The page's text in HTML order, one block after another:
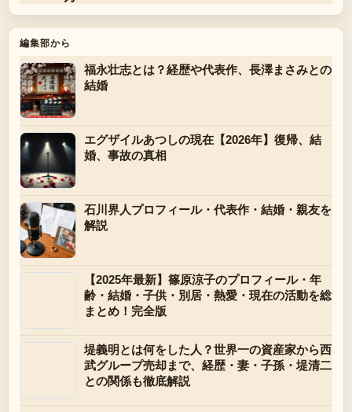
編集部から
福永壮志とは？経歴や代表作、長澤まさみとの
結婚
エグザイルあつしの現在【2026年】復帰、結
婚、事故の真相
石川界人プロフィール・代表作・結婚・親友を
解説
【2025年最新】篠原涼子のプロフィール・年
齢・結婚・子供・別居・熱愛・現在の活動を総
まとめ！完全版
堤義明とは何をした人？世界一の資産家から西
武グループ売却まで、経歴・妻・子孫・堤清二
との関係も徹底解説